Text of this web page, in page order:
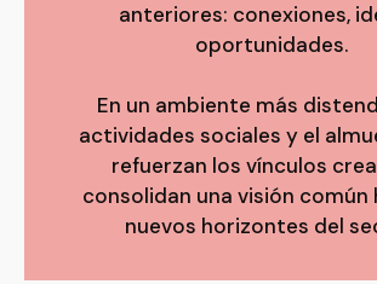
anteriores: conexiones,
oportunidades.
En un ambiente más
actividades sociales y el
refuerzan los vínculos
consolidan una visión común
nuevos horizontes del